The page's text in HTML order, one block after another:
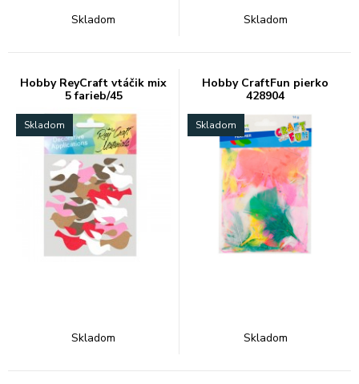
Skladom Skladom
Hobby ReyCraft vtáčik mix
5 farieb/45
Skladom
Skladom
Hobby CraftFun pierko
428904
Skladom
Skladom